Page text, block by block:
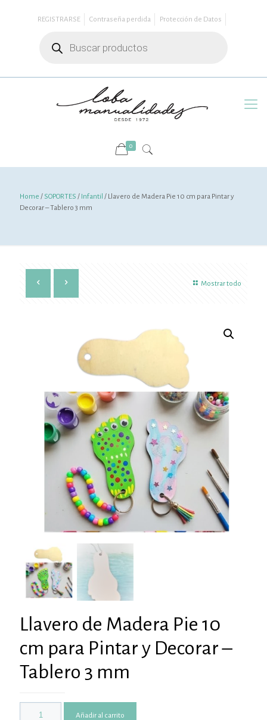
REGISTRARSE Contraseña perdida
Protección de Datos
productos
0
Home / SOPORTES / Infantil / Llavero de Madera Pie 10 cm para Pintar y
Decorar – Tablero 3 mm
Mostrar todo
Llavero de Madera Pie 10
cm para Pintar y Decorar –
Tablero 3 mm
Añadir al carrito